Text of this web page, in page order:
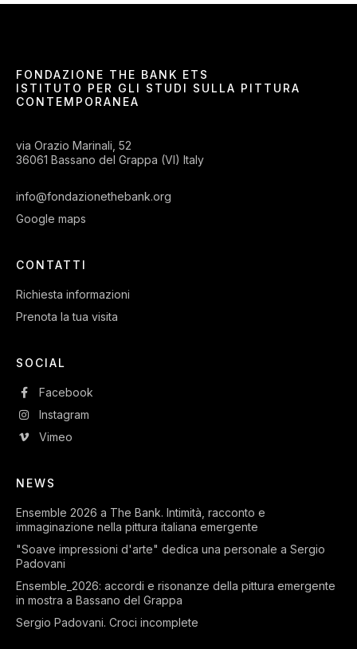
FONDAZIONE THE BANK ETS
ISTITUTO PER GLI STUDI SULLA PITTURA
CONTEMPORANEA
via Orazio Marinali, 52
36061 Bassano del Grappa (VI) Italy
info@fondazionethebank.org
Google maps
CONTATTI
Richiesta informazioni
Prenota la tua visita
SOCIAL
Facebook
Instagram
Vimeo
NEWS
Ensemble 2026 a The Bank. Intimità, racconto e
immaginazione nella pittura italiana emergente
"Soave impressioni d'arte" dedica una personale a Sergio
Padovani
Ensemble_2026: accordi e risonanze della pittura emergente
in mostra a Bassano del Grappa
Sergio Padovani. Croci incomplete